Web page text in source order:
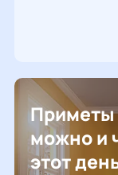
Приметы
можно и
этот